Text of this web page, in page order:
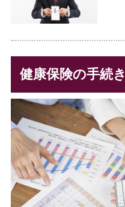
健康保険の手続き